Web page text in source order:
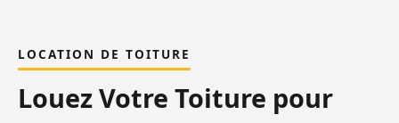
LOCATION DE TOITURE
Louez Votre Toiture pour